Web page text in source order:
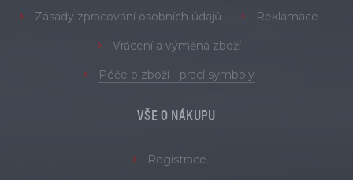
Zásady zpracování osobních údajů Reklamace
Vrácení a výměna zboží
Péče o zboží - prací symboly
VŠE O NÁKUPU
Registrace